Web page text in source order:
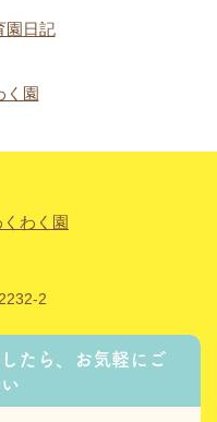
2
たら、お気軽にご